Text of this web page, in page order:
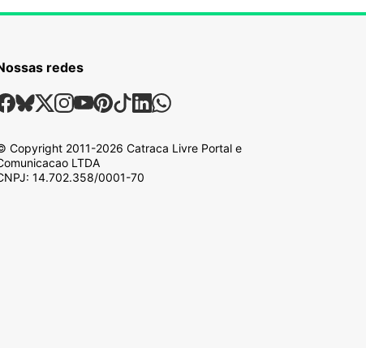
redes
Redes Sociais
Facebook
Bsky
X Instagram
Youtube
Pinterest
TiktokLinkedin
Whatsapp
Copyright 2011-2026 Catraca Livre Portal e
LTDA
14.702.358/0001-70